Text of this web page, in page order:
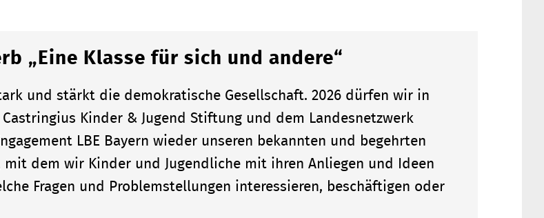
„Eine Klasse für sich und andere“
und stärkt die demokratische Gesellschaft. 2026 dürfen wir in
Kinder & Jugend Stiftung und dem Landesnetzwerk
LBE Bayern wieder unseren bekannten und begehrten
mit dem wir Kinder und Jugendliche mit ihren Anliegen und Ideen
Fragen und Problemstellungen interessieren, beschäftigen oder